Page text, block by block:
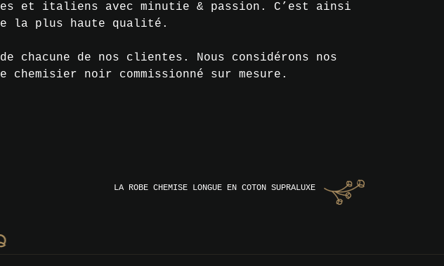
et italiens avec minutie & passion. C’est ainsi
la plus haute qualité.
de nos clientes. Nous considérons nos
noir commissionné sur mesure.
LA ROBE CHEMISE LONGUE EN COTON SUPRALUXE